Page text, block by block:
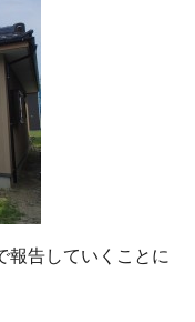
報告していくことに